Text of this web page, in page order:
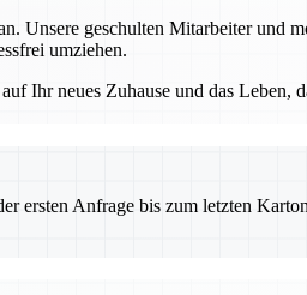
Unsere geschulten Mitarbeiter und
umziehen.
Ihr neues Zuhause und das Leben,
ersten Anfrage bis zum letzten